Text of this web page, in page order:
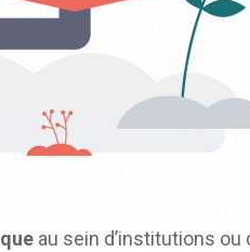
au sein d’institutions